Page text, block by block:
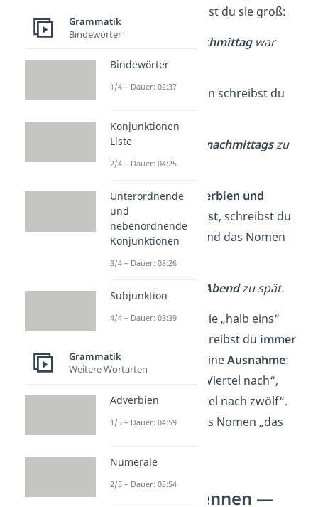
Als Nomen schreibst du sie groß:
➡️
Sonntagnachmittagwar
entspannt.
Adverbiendagegen schreibst du
➡️Ich bin sonntagnachmittagszu
Hause.
Und wenn duAdverbien und
Nomen kombinierst, schreibst du
das Adverb klein und das Nomen
groß:
Er war gestern Abendzu spät.
Uhrzeitangaben
wie „halb eins“
oder „um vier“ schreibst du immer
klein
. Es gibt nur eineAusnahme:
„Viertel vor“ und „Viertel nach“,
zum Beispiel „Viertel nach zwölf“.
Hier ist nämlich das Nomen „das
Nomen erkennen —
Grammatik
Bindewörter
Bindewörter
1/4 – Dauer: 02:37
Konjunktionen
Liste
2/4 – Dauer: 04:25
Unterordnende
und
nebenordnende
Konjunktionen
3/4 – Dauer: 03:26
Subjunktion
4/4 – Dauer: 03:39
Grammatik
Weitere Wortarten
Adverbien
1/5 – Dauer: 04:59
Numerale
2/5 – Dauer: 03:54